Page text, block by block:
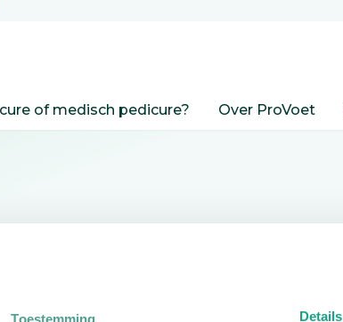
Toestemming Details
of medisch pedicure? Over ProVoet